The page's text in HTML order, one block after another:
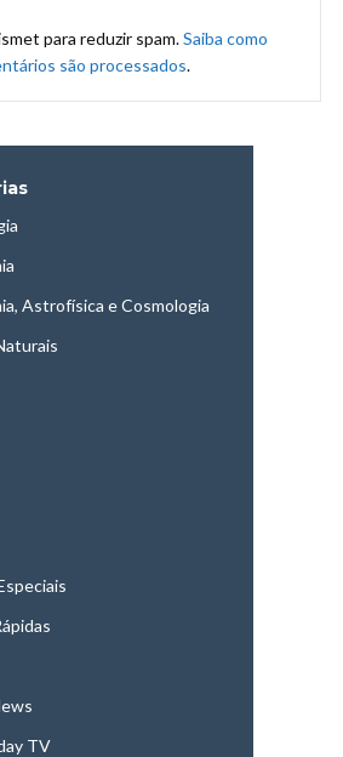
para reduzir spam.Saiba como
são processados.
Astrofísica e Cosmologia
TV